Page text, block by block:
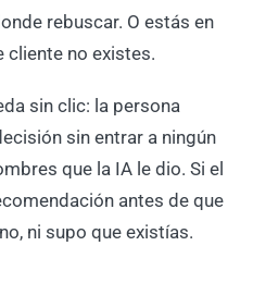
rebuscar. O estás en
cliente no existes.
sin clic: la persona
sin entrar a ningún
que la IA le dio. Si el
antes de que
ni supo que existías.